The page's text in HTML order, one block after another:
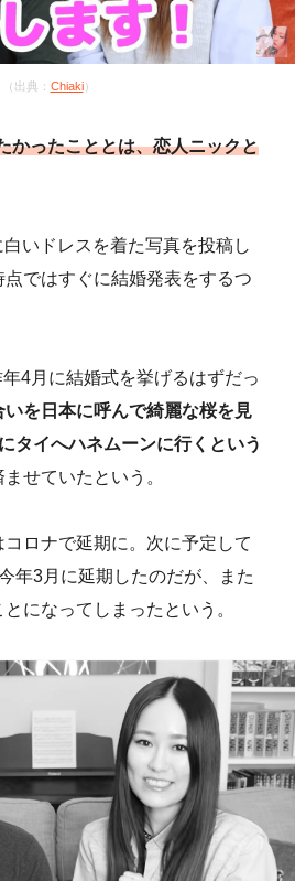
（出典： Chiaki）
かったこととは、恋人ニックと
いドレスを着た写真を投稿し
ではすぐに結婚発表をするつ
4月に結婚式を挙げるはずだっ
を日本に呼んで綺麗な桜を見
タイへハネムーンに行くという
せていたという。
ロナで延期に。次に予定して
年3月に延期したのだが、また
になってしまったという。